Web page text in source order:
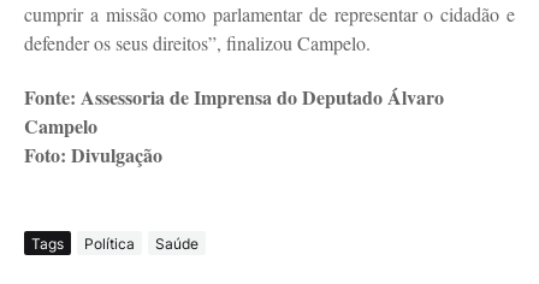
cumprir a missão como parlamentar de representar o cidadão e
defender os seus direitos”, finalizou Campelo.
Fonte: Assessoria de Imprensa do Deputado Álvaro
Campelo
Foto: Divulgação
Tags Política Saúde